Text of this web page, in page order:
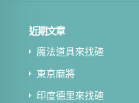
近期文章
魔法道具來找碴
東京麻將
印度德里來找碴